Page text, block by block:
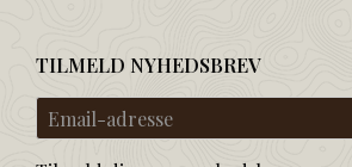
TILMELD NYHEDSBREV
Email-
adresse